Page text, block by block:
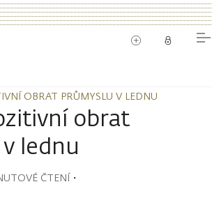
OBRAT PRŮMYSLU V LEDNU
OBRAT PRŮMYSLU V LEDNU
obrat
lednu
ČTENÍ・